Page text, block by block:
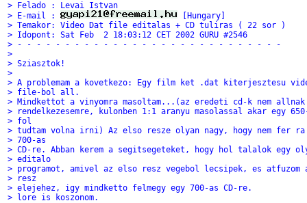
> Felado : Levai Istvan
> E-mail :
[Hungary]
> Temakor: Video Dat file editalas + CD tuliras ( 22 sor )
> Idopont: Sat Feb  2 18:03:12 CET 2002 GURU #2546
> - - - - - - - - - - - - - - - - - - - - - - - - - - - -
>
> Sziasztok!
>
> A problemam a kovetkezo: Egy film ket .dat kiterjesztesu
> file-bol all.
> Mindkettot a vinyomra masoltam...(az eredeti cd-k nem
> rendelkezesemre, kulonben 1:1 aranyu masolassal akar egy
> fol
> tudtam volna irni) Az elso resze olyan nagy, hogy nem fer ra
> 700-as
> CD-re. Abban kerem a segitsegeteket, hogy hol talalok egy
> editalo
> programot, amivel az elso resz vegebol lecsipek, es atfuzom
> resz
> elejehez, igy mindketto felmegy egy 700-as CD-re.
> lore is koszonom.